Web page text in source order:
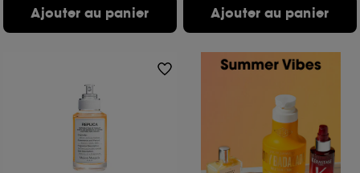
Ajouter au panier Ajouter au panier